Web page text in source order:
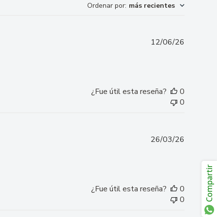
Ordenar por: más recientes
12/06/26
¿Fue útil esta reseña?
0
0
26/03/26
¿Fue útil esta reseña?
0
0
Compartir